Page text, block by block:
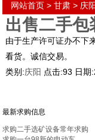
网站首页 >甘肃 > 庆
出售二手包
由于生产许可证办不下
看货。诚信交易。
类别:庆阳 点击:93 日期:
最新求购信息
求购二手选矿设备常年求购